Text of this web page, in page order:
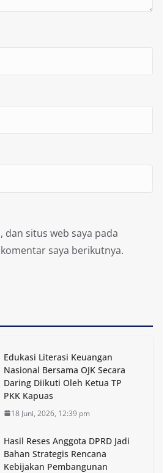
dan situs web saya pada
saya berikutnya.
Edukasi Literasi Keuangan
Nasional Bersama OJK Secara
Daring Diikuti Oleh Ketua TP
PKK Kapuas
18 Juni, 2026, 12:39 pm
Hasil Reses Anggota DPRD Jadi
Bahan Strategis Rencana
Kebijakan Pembangunan